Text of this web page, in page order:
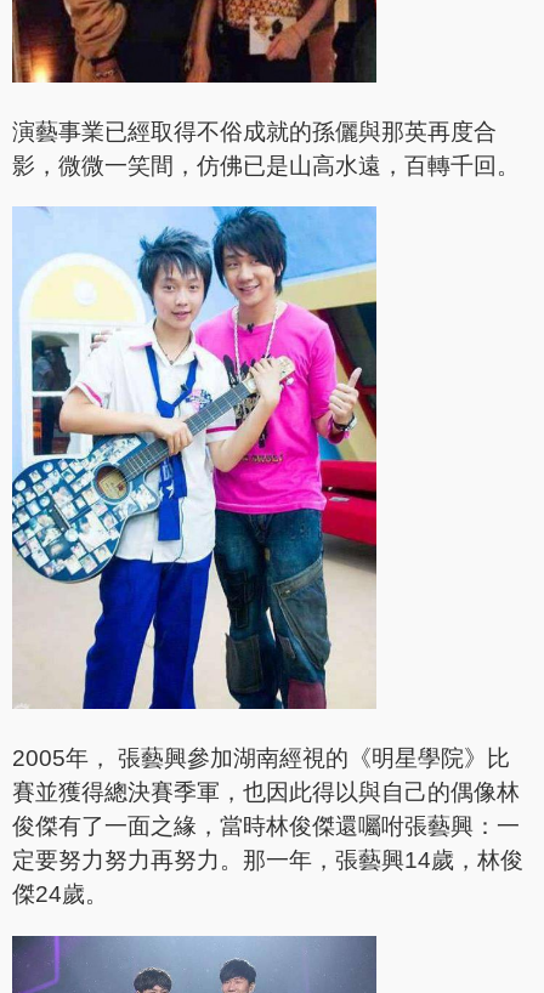
演藝事業已經取得不俗成就的孫儷與那英再度合
影，微微一笑間，仿佛已是山高水遠，百轉千回。
2005年， 張藝興參加湖南經視的《明星學院》比
賽並獲得總決賽季軍，也因此得以與自己的偶像林
俊傑有了一面之緣，當時林俊傑還囑咐張藝興：一
定要努力努力再努力。那一年，張藝興14歲，林俊
傑24歲。